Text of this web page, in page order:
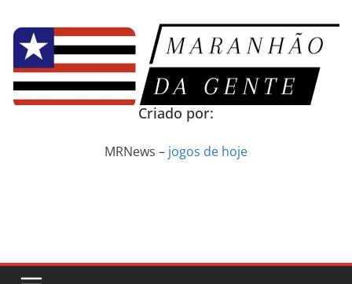
para
conteúdo
Criado por:
MRNews – jogos de hoje